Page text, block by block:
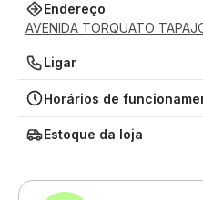
Endereço
AVENIDA TORQUATO
Ligar
Horários de
Estoque da loja